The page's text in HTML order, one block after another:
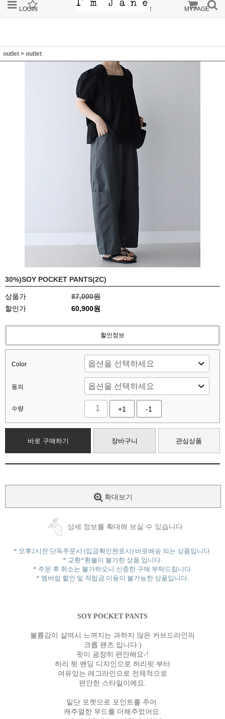
LOGIN ORDER MYPAGE
outlet > outlet
30%)SOY POCKET PANTS(2C)
상품가
87,000원
할인가
60,900원
할인정보
Color
동의
수량 +1 -1
바로 구매하기 장바구니 관심상품
확대보기
상세 정보를 확대해 보실 수 있습니다
* 오후2시전 단독주문시 (입금확인완료시) 바로배송 되는 상품입니다.
* 교환*환불이 불가한 상품 입니다.
* 주문 후 취소는 불가하오니 신중한 구매 부탁드립니다.
* 멤버쉽 할인 및 적립금 이용이 불가능한 상품입니다.
SOY POCKET PANTS
볼륨감이 살며시 느껴지는 과하지 않은 커브드라인의
크롭 팬츠 입니다:)
핏이 굉장히 편안해요-!
허리 뒷 밴딩 디자인으로 허리핏 부터
여유있는 레그라인으로 전체적으로
편안한 스타일이에요.
밑단 포켓으로 포인트를 주어
캐주얼한 무드를 더해주었어요.